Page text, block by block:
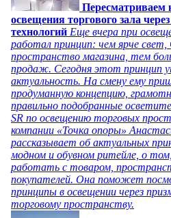
Пересматриваем
освещения торгового зала
технологий Еще вчера при
работал принцип: чем ярче свет,
пространство магазина, тем
продаж. Сегодня этот принцип
актуальность. На смену ему
продуманную концепцию,
правильно подобранные
SR по освещению торговых
компании «Точка опоры»
рассказывает об актуальных
модном и обувном ритейле, о
работать с товаром,
покупателей. Она поможет
принципы в освещении через
торговому пространству.